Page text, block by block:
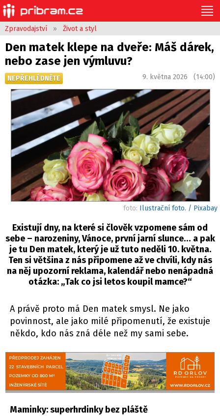
Zpravodajství » Život a styl
Den matek klepe na dveře: Máš dárek,
nebo zase jen výmluvu?
NEPŘEHLÉDNĚTE 9. května 2026 (14:00)
foto: Ilustrační foto. / Pixabay
Existují dny, na které si člověk vzpomene sám od
sebe – narozeniny, Vánoce, první jarní slunce… a pak
je tu Den matek, který je už tuto neděli 10. května.
Ten si většina z nás připomene až ve chvíli, kdy nás
na něj upozorní reklama, kalendář nebo nenápadná
otázka: „Tak co jsi letos koupil mamce?“
A právě proto má Den matek smysl. Ne jako
povinnost, ale jako milé připomenutí, že existuje
někdo, kdo nás zná déle než my sami sebe.
Maminky: superhrdinky bez pláště